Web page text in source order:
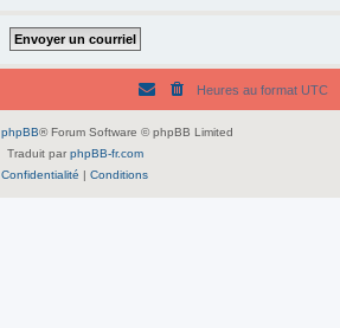
Heures au format UTC
phpBB® Forum Software © phpBB Limited
Traduit par phpBB-fr.com
Confidentialité | Conditions